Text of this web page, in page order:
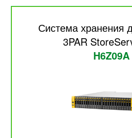
Система хранения
3PAR
H6Z09A